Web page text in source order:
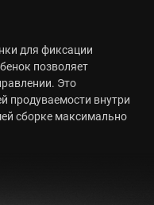
для фиксации
позволяет
Это
продуваемости внутри
сборке максимально